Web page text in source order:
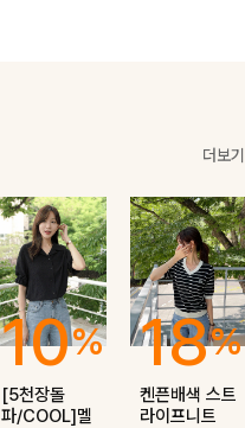
더보기
10%
[5천장돌
파/COOL]멜
18%
켄픈배색 스트
라이프니트